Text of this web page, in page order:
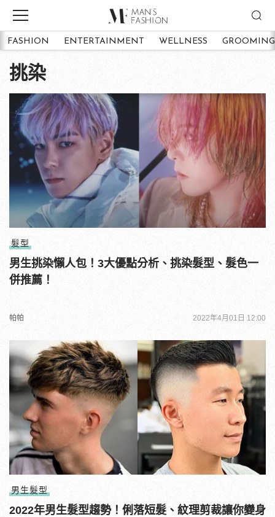
FASHION ENTERTAINMENT WELLNESS GROOMING
挑染
髮型
男生挑染懶人包！3大優點分析、挑染髮型、髮色一
併推薦！
帕帕 2022年4月01日 12:00
男生髮型
2022年男生髮型趨勢！俐落短髮、紋理剪裁讓你變身